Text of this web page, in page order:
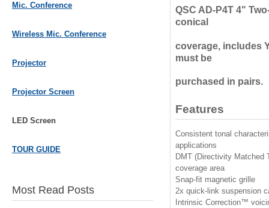
Mic. Conference
Wireless Mic. Conference
Projector
Projector Screen
LED Screen
TOUR GUIDE
Most Read Posts
QSC AD-P4T 4"
conical
coverage, includes
must be
purchased in pairs.
Features
Consistent tonal
applications
DMT (Directivity Matched
coverage area
Snap-fit magnetic grille
2x quick-link suspension
Intrinsic Correction™